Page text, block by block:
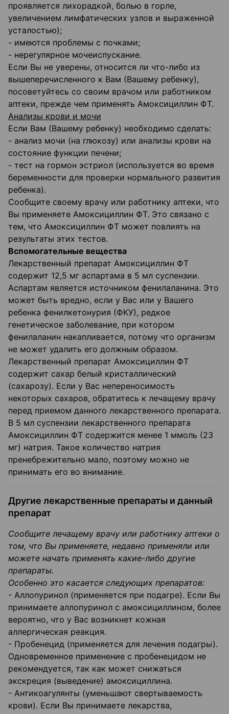
проявляется лихорадкой, болью в горле,
увеличением лимфатических узлов и выраженной
усталостью);
- имеются проблемы с почками;
- нерегулярное мочеиспускание.
Если Вы не уверены, относится ли что-либо из
вышеперечисленного к Вам (Вашему ребенку),
посоветуйтесь со своим врачом или работником
аптеки, прежде чем применять Амоксициллин ФТ.
Анализы крови и мочи
Если Вам (Вашему ребенку) необходимо сделать:
- анализ мочи (на глюкозу) или анализы крови на
состояние функции печени;
- тест на гормон эстриол (используется во время
беременности для проверки нормального развития
ребенка).
Сообщите своему врачу или работнику аптеки, что
Вы применяете Амоксициллин ФТ. Это связано с
тем, что Амоксициллин ФТ может повлиять на
результаты этих тестов.
Вспомогательные вещества
Лекарственный препарат Амоксициллин ФТ
содержит 12,5 мг аспартама в 5 мл суспензии.
Аспартам является источником фенилаланина. Это
может быть вредно, если у Вас или у Вашего
ребенка фенилкетонурия (ФКУ), редкое
генетическое заболевание, при котором
фенилаланин накапливается, потому что организм
не может удалить его должным образом.
Лекарственный препарат Амоксициллин ФТ
содержит сахар белый кристаллический
(сахарозу). Если у Вас непереносимость
некоторых сахаров, обратитесь к лечащему врачу
перед приемом данного лекарственного препарата.
В 5 мл суспензии лекарственного препарата
Амоксициллин ФТ содержится менее 1 ммоль (23
мг) натрия. Такое количество натрия
пренебрежительно мало, поэтому можно не
принимать его во внимание.
Другие лекарственные препараты и данный
препарат
Сообщите лечащему врачу или работнику аптеки о
том, что Вы применяете, недавно применяли или
можете начать применять какие-либо другие
препараты.
Особенно это касается следующих препаратов:
- Аллопуринол (применяется при подагре). Если Вы
принимаете аллопуринол с амоксициллином, более
вероятно, что у Вас возникнет кожная
аллергическая реакция.
- Пробенецид (применяется для лечения подагры).
Одновременное применение с пробенецидом не
рекомендуется, так как может снижаться
экскреция (выведение) амоксициллина.
- Антикоагулянты (уменьшают свертываемость
крови). Если Вы принимаете лекарства,